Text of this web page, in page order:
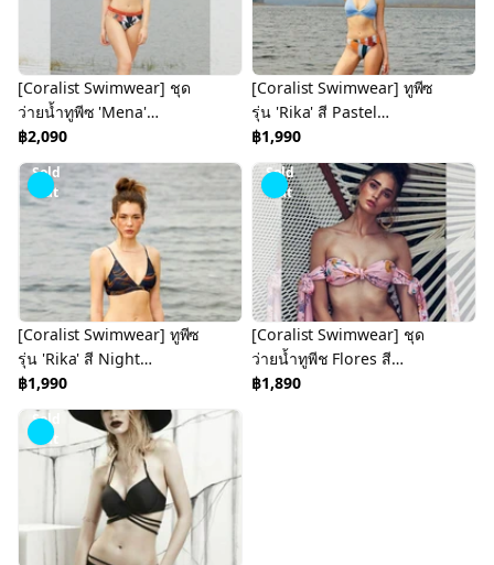
[Coralist Swimwear] ชุด
ว่ายน้ำทูพีซ 'Mena'
(Seaside Daisy)
(CREX193)
฿2,090
[Coralist Swimwear] ทูพีซ
รุ่น 'Rika' สี Pastel
Blue/Sunrise (CREX190)
฿1,990
Sold
Out
[Coralist Swimwear] ทูพีซ
รุ่น 'Rika' สี Night
Wave/Midnight
(CREX192)
฿1,990
Sold
Out
[Coralist Swimwear] ชุด
ว่ายน้ำทูพีช Flores สี
Floribun (CREX93)
฿1,890
Sold
Out